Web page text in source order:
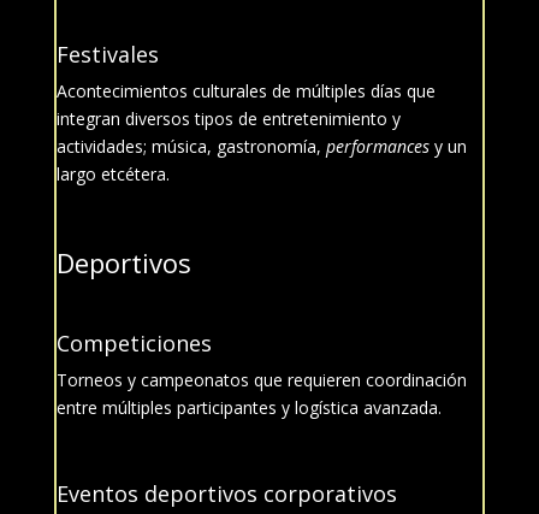
Festivales
Acontecimientos culturales de múltiples días que
integran diversos tipos de entretenimiento y
actividades; música, gastronomía, performancesy un
largo etcétera.
Deportivos
Competiciones
Torneos y campeonatos que requieren coordinación
entre múltiples participantes y logística avanzada.
Eventos deportivos corporativos